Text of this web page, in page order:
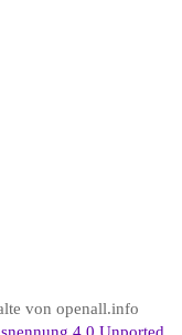
von openall.info